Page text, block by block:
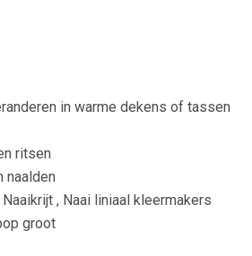
in warme dekens of tassen
ritsen
naalden
, Naai liniaal kleermakers
groot